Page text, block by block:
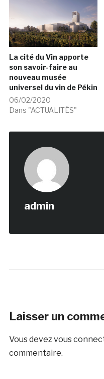
La cité du Vin apporte
son savoir-faire au
nouveau musée
universel du vin de Pékin
06/02/2020
Dans "ACTUALITÉS"
admin
Laisser un
Vous devez vous
commentaire.